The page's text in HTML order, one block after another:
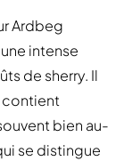
Ardbeg
intense
de sherry. Il
contient
bien au-
se distingue